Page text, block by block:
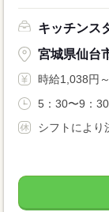
キッチンス
宮城県仙台
時給1,038円～
5：30〜9：
シフトにより